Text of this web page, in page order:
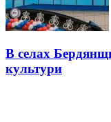
В селах
культури